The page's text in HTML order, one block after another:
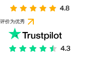
评价为优秀